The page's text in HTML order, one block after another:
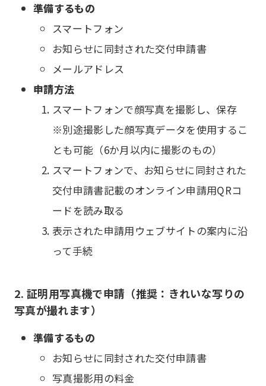
準備するもの
スマートフォン
お知らせに同封された交付申請書
メールアドレス
申請方法
スマートフォンで顔写真を撮影し、保存
※別途撮影した顔写真データを使用するこ
とも可能（6か月以内に撮影のもの）
スマートフォンで、お知らせに同封された
交付申請書記載のオンライン申請用QRコ
ードを読み取る
表示された申請用ウェブサイトの案内に沿
って手続
2. 証明用写真機で申請（推奨：きれいな写りの
写真が撮れます）
準備するもの
お知らせに同封された交付申請書
写真撮影用の料金